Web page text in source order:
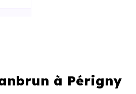
à Périgny